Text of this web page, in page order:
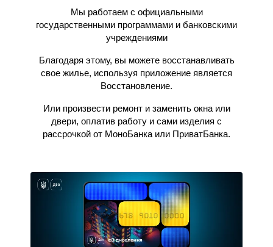
Мы работаем с официальными
государственными программами и банковскими
учреждениями
Благодаря этому, вы можете восстанавливать
свое жилье, используя приложение является
Восстановление.
Или произвести ремонт и заменить окна или
двери, оплатив работу и сами изделия с
рассрочкой от МоноБанка или ПриватБанка.